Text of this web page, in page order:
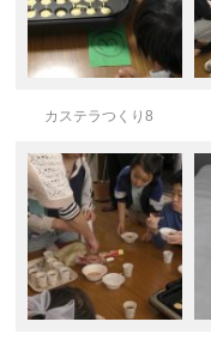
カステラつくり8